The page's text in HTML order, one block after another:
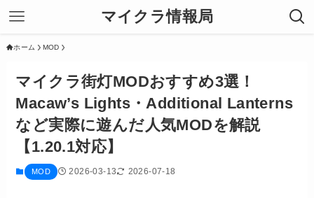
マイクラ情報局
ホーム MOD
マイクラ街灯MODおすすめ3選！
Macaw’s Lights・Additional Lanterns
など実際に遊んだ人気MODを解説
【1.20.1対応】
MOD 2026-03-13 2026-07-18